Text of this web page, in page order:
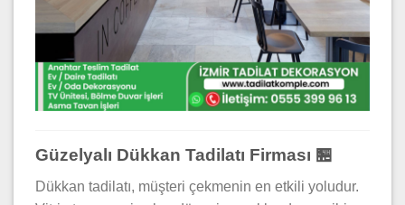
Güzelyalı Dükkan Tadilatı Firması 🏪
Dükkan tadilatı, müşteri çekmenin en etkili yoludur.